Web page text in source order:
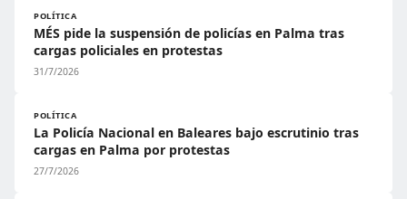
POLÍTICA
MÉS pide la suspensión de policías en Palma tras
cargas policiales en protestas
31/7/2026
POLÍTICA
La Policía Nacional en Baleares bajo escrutinio tras
cargas en Palma por protestas
27/7/2026